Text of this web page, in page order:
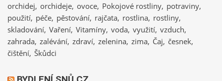
orchidej orchideje ovoce Pokojové rostliny potraviny
použití péče pěstování rajčata rostlina rostliny
skladování Vaření Vitamíny voda využití vzduch
zahrada zalévání zdraví zelenina zima Čaj česnek
čištění Škůdci